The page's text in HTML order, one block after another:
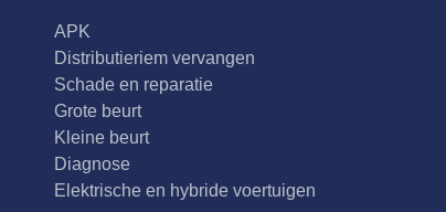
APK
Distributieriem vervangen
Schade en reparatie
Grote beurt
Kleine beurt
Diagnose
Elektrische en hybride voertuigen